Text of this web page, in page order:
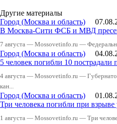
Другие материалы
Город (Москва и область)
В Москва-Сити ФСБ и МВД
7 августа — Mossovetinfo.ru —
Город (Москва и область)
5 человек погибли 10 пострадали
4 августа — Mossovetinfo.ru —
кан...
Город (Москва и область)
Три человека погибли при
1 августа — Mossovetinfo.ru — Три